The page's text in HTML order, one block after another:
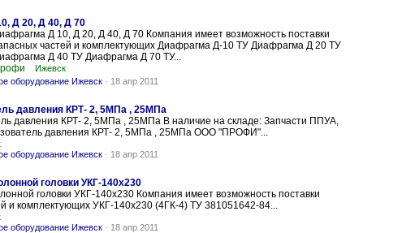
Д 20, Д 40, Д 70
Д 10, Д 20, Д 40, Д 70 Компания имеет возможность поставки
частей и комплектующих Диафрагма Д-10 ТУ Диафрагма Д 20 ТУ
Д 40 ТУ Диафрагма Д 70 ТУ...
Ижевск
оборудование Ижевск - 18 апр 2011
давления КРТ- 2, 5МПа , 25МПа
давления КРТ- 2, 5МПа , 25МПа В наличие на складе: Запчасти ППУА,
давления КРТ- 2, 5МПа , 25МПа ООО "ПРОФИ"...
оборудование Ижевск - 18 апр 2011
головки УКГ-140х230
головки УКГ-140х230 Компания имеет возможность поставки
и комплектующих УКГ-140х230 (4ГК-4) ТУ 381051642-84...
оборудование Ижевск - 18 апр 2011